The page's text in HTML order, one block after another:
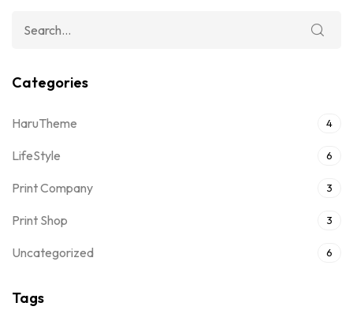
Categories
HaruTheme 4
LifeStyle 6
Print Company 3
Print Shop 3
Uncategorized 6
Tags